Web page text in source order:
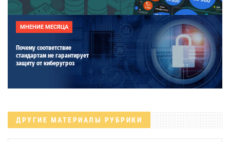
МНЕНИЕ МЕСЯЦА
Почему соответствие
стандартам не гарантирует
защиту от киберугроз
ДРУГИЕ МАТЕРИАЛЫ РУБРИКИ